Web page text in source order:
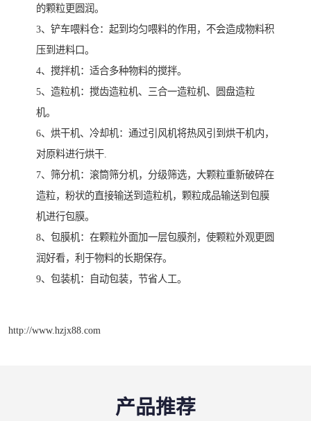
的颗粒更圆润。
3、铲车喂料仓：起到均匀喂料的作用，不会造成物料积
压到进料口。
4、搅拌机：适合多种物料的搅拌。
5、造粒机：搅齿造粒机、三合一造粒机、圆盘造粒
机。
6、烘干机、冷却机：通过引风机将热风引到烘干机内，
对原料进行烘干.
7、筛分机：滚筒筛分机，分级筛选，大颗粒重新破碎在
造粒，粉状的直接输送到造粒机，颗粒成品输送到包膜
机进行包膜。
8、包膜机：在颗粒外面加一层包膜剂，使颗粒外观更圆
润好看，利于物料的长期保存。
9、包装机：自动包装，节省人工。
http://www.hzjx88.com
产品推荐